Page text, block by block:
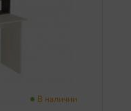
В наличии